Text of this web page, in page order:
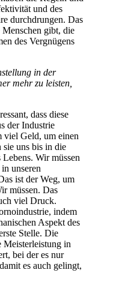
und des
durchdrungen. Das
Menschen gibt, die
des Vergnügens
in der
mehr zu leisten,
dass diese
der Industrie
viel Geld, um einen
uns bis in die
Lebens. Wir müssen
unseren
ist der Weg, um
müssen. Das
viel Druck.
indem
Aspekt des
Stelle. Die
Meisterleistung in
bei der es nur
es auch gelingt,